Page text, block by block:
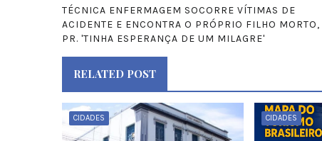
TÉCNICA ENFERMAGEM SOCORRE VÍTIMAS DE
ACIDENTE E ENCONTRA O PRÓPRIO FILHO MORTO,
PR. 'TINHA ESPERANÇA DE UM MILAGRE'
RELATED POST
CIDADES CIDADES